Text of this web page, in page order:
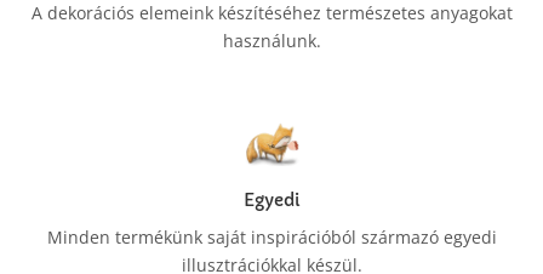
A dekorációs elemeink készítéséhez természetes anyagokat
használunk.
Egyedi
Minden termékünk saját inspirációból származó egyedi
illusztrációkkal készül.